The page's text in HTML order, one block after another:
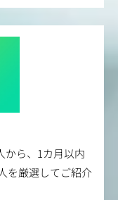
から、1カ月以内
を厳選してご紹介